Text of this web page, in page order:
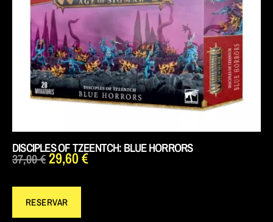
DISCIPLES OF TZEENTCH: BLUE HORRORS
37,00€29,60€
RESERVAR